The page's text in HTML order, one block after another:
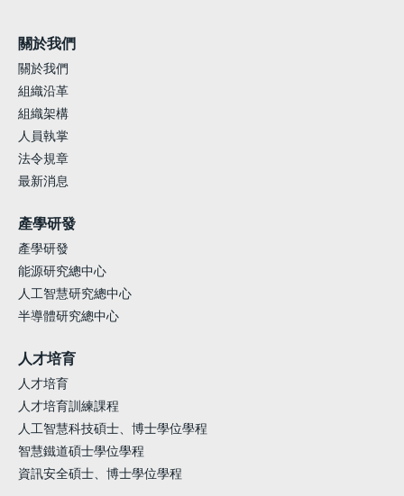
關於我們
關於我們
組織沿革
組織架構
人員執掌
法令規章
最新消息
產學研發
產學研發
能源研究總中心
人工智慧研究總中心
半導體研究總中心
人才培育
人才培育
人才培育訓練課程
人工智慧科技碩士、博士學位學程
智慧鐵道碩士學位學程
資訊安全碩士、博士學位學程